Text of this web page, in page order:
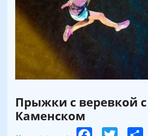
Прыжки с веревкой
Каменском